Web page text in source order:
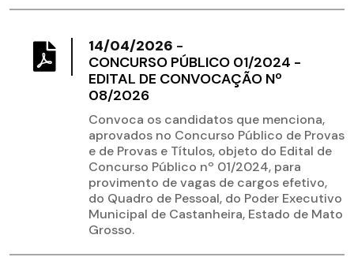
14/04/2026 -
CONCURSO PÚBLICO 01/2024 -
EDITAL DE CONVOCAÇÃO Nº
08/2026
Convoca os candidatos que menciona,
aprovados no Concurso Público de Provas
e de Provas e Títulos, objeto do Edital de
Concurso Público nº 01/2024, para
provimento de vagas de cargos efetivo,
do Quadro de Pessoal, do Poder Executivo
Municipal de Castanheira, Estado de Mato
Grosso.